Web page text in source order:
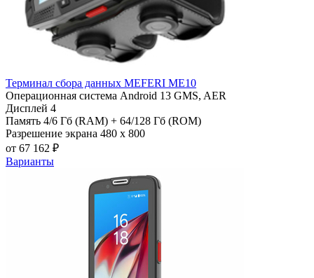
Терминал сбора данных MEFERI ME10
Операционная система Android 13 GMS, AER
Дисплей 4
Память 4/6 Гб (RAM) + 64/128 Гб (ROM)
Разрешение экрана 480 х 800
от 67 162 ₽
Варианты